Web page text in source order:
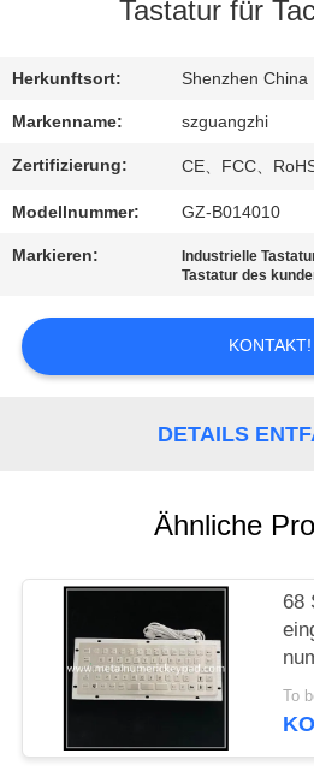
SIE
MIT
UNS
IN
VERBINDUNG
FORDERN
SIE
PRIVACY
POLICY
Tastatur für
Herkunftsort: Shenzhen China
Markenname: szguangzhi
Zertifizierung: CE、FCC、
Modellnummer: GZ-B014010
Markieren: Industrielle
Tastatur des
KONTAKT!
DETAILS
Ähnliche
68
F-
To